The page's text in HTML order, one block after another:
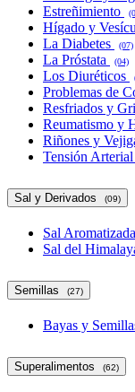
Estreñimiento
Hígado y
La Diabetes (07)
La Próstata (04)
Los Diuréticos
Problemas de
Resfriados y
Reumatismo y
Riñones y
Tensión Arterial
Sal y Derivados (09)
Sal Aromatizada
Sal del
Semillas (27)
Bayas y
Superalimentos (62)